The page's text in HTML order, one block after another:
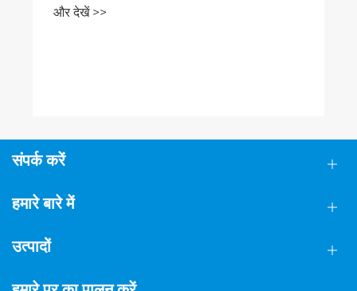
और देखें >>
संपर्क करें
हमारे बारे में
उत्पादों